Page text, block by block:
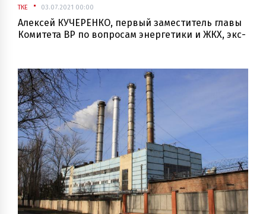
ТКЕ 03.07.2021 00:00
Алексей КУЧЕРЕНКО, первый заместитель главы
Комитета ВР по вопросам энергетики и ЖКХ, экс-